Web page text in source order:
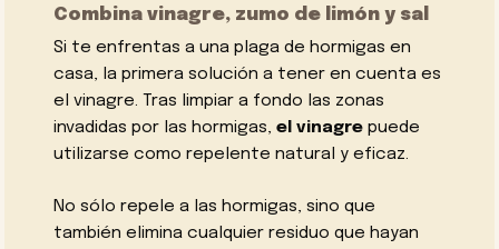
Combina vinagre, zumo de limón y sal
Si te enfrentas a una plaga de hormigas en
casa, la primera solución a tener en cuenta es
el vinagre. Tras limpiar a fondo las zonas
invadidas por las hormigas,el vinagrepuede
utilizarse como repelente natural y eficaz.
No sólo repele a las hormigas, sino que
también elimina cualquier residuo que hayan